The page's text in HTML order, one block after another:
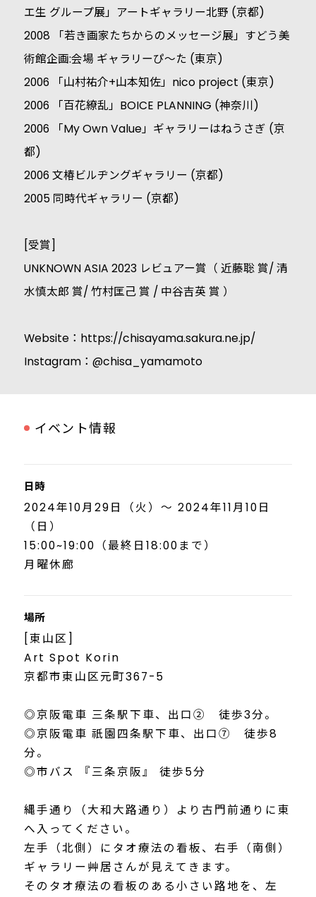
エ生 グループ展」アートギャラリー北野 (京都)
2008 「若き画家たちからのメッセージ展」すどう美
術館企画:会場 ギャラリーぴ～た (東京)
2006 「山村祐介+山本知佐」nico project (東京)
2006 「百花繚乱」BOICE PLANNING (神奈川)
2006 「My Own Value」ギャラリーはねうさぎ (京
都)
2006 文椿ビルヂングギャラリー (京都)
2005 同時代ギャラリー (京都)
[受賞]
UNKNOWN ASIA 2023 レビュアー賞（ 近藤聡 賞/ 清
水慎太郎 賞/ 竹村匡己 賞 / 中谷吉英 賞 ）
Website： https://chisayama.sakura.ne.jp/
Instagram：@chisa_yamamoto
イベント情報
日時
2024年10月29日（火）～ 2024年11月10日
（日）
15:00~19:00（最終日18:00まで）
月曜休廊
場所
[東山区]
Art Spot Korin
京都市東山区元町367-5
◎京阪電車 三条駅下車、出口② 徒歩3分。
◎京阪電車 祇園四条駅下車、出口⑦ 徒歩8
分。
◎市バス 『三条京阪』 徒歩5分
縄手通り（大和大路通り）より古門前通りに東
へ入ってください。
左手（北側）にタオ療法の看板、右手（南側）
ギャラリー艸居さんが見えてきます。
そのタオ療法の看板のある小さい路地を、左